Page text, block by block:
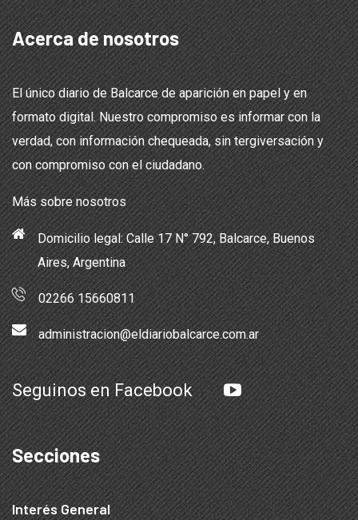
Acerca de nosotros
El único diario de Balcarce de aparición en papel y en
formato digital. Nuestro compromiso es informar con la
verdad, con información chequeada, sin tergiversación y
con compromiso con el ciudadano.
Más sobre nosotros
Domicilio legal: Calle 17 N° 792, Balcarce, Buenos
Aires, Argentina
02266 15660811
administracion@eldiariobalcarce.com.ar
Seguinos en Facebook
Secciones
Interés General